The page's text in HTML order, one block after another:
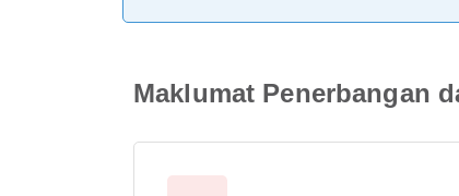
Maklumat Penerbangan